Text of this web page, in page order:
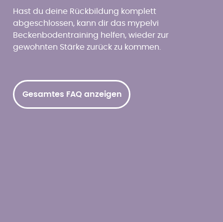
Hast du deine Rückbildung komplett
abgeschlossen, kann dir das mypelvi
Beckenbodentraining helfen, wieder zur
gewohnten Stärke zurück zu kommen.
Gesamtes FAQ anzeigen